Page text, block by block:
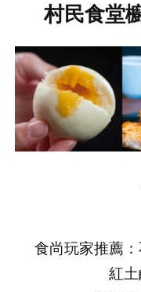
村民食堂
食尚玩家推薦：
紅土